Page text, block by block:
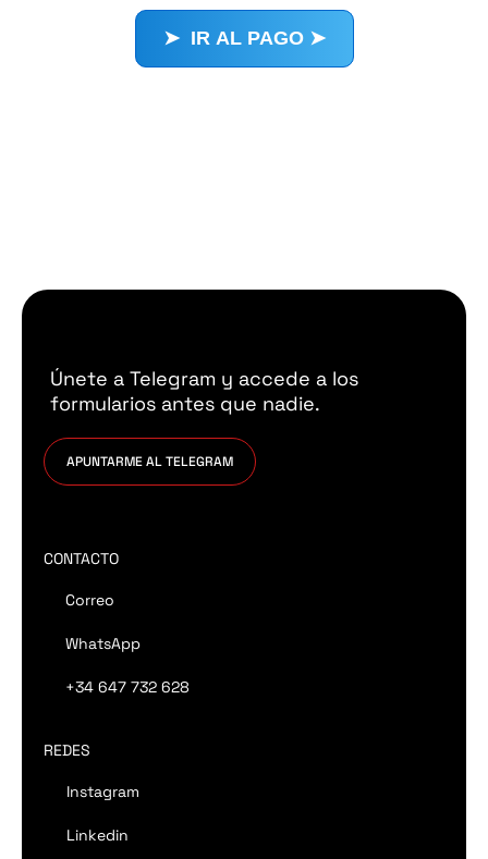
Únete a Telegram y accede a los
formularios antes que nadie.
APUNTARME AL TELEGRAM
CONTACTO
Correo
WhatsApp
+34 647 732 628
REDES
Instagram
Linkedin